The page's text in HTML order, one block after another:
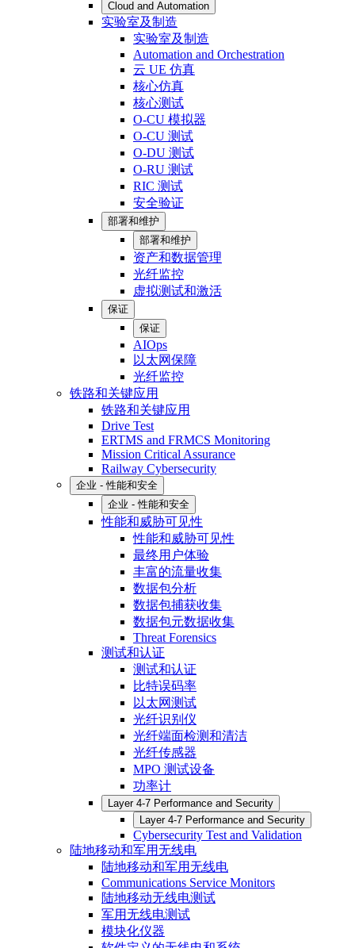
Cloud and Automation
实验室及制造
实验室及制造
Automation and Orchestration
云 UE 仿真
核心仿真
核心测试
O-CU 模拟器
O-CU 测试
O-DU 测试
O-RU 测试
RIC 测试
安全验证
部署和维护
部署和维护
资产和数据管理
光纤监控
虚拟测试和激活
保证
保证
AIOps
以太网保障
光纤监控
铁路和关键应用
铁路和关键应用
Drive Test
ERTMS and FRMCS Monitoring
Mission Critical Assurance
Railway Cybersecurity
企业 - 性能和安全
企业 - 性能和安全
性能和威胁可见性
性能和威胁可见性
最终用户体验
丰富的流量收集
数据包分析
数据包捕获收集
数据包元数据收集
Threat Forensics
测试和认证
测试和认证
比特误码率
以太网测试
光纤识别仪
光纤端面检测和清洁
光纤传感器
MPO 测试设备
功率计
Layer 4-7 Performance and Security
Layer 4-7 Performance and Security
Cybersecurity Test and Validation
陆地移动和军用无线电
陆地移动和军用无线电
Communications Service Monitors
陆地移动无线电测试
军用无线电测试
模块化仪器